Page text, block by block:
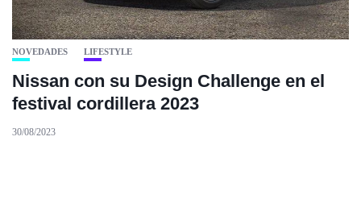
NOVEDADES LIFESTYLE
Nissan con su Design Challenge en el
festival cordillera 2023
30/08/2023